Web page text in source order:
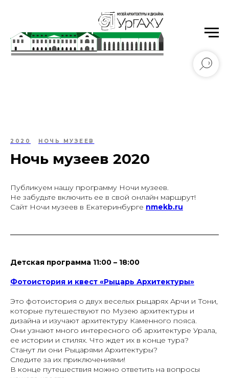
Уральский государственный архитектурно-
художественный университет имени Н.С. Алфёрова
2020 НОЧЬ МУЗЕЕВ
Ночь музеев 2020
Публикуем нашу программу Ночи музеев.
Не забудьте включить ее в свой онлайн маршрут!
Сайт Ночи музеев в Екатеринбурге nmekb.ru
Детская программа 11:00 – 18:00
Фотоистория и квест «Рыцарь Архитектуры»
Это фотоистория о двух веселых рыцарях Арчи и Тони,
которые путешествуют по Музею архитектуры и
дизайна и изучают архитектуру Каменного пояса.
Они узнают много интересного об архитектуре Урала,
ее истории и стилях. Что ждет их в конце тура?
Станут ли они Рыцарями Архитектуры?
Следите за их приключениями!
В конце путешествия можно ответить на вопросы